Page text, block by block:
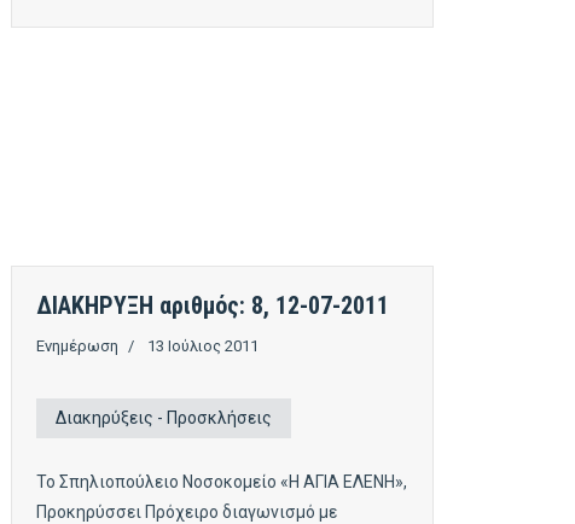
ΔΙΑΚΗΡΥΞΗ αριθμός: 8, 12-07-2011
Ενημέρωση 13 Ιούλιος 2011
Διακηρύξεις - Προσκλήσεις
Το Σπηλιοπούλειο Νοσοκομείο «Η ΑΓΙΑ ΕΛΕΝΗ»,
Προκηρύσσει Πρόχειρο διαγωνισμό με